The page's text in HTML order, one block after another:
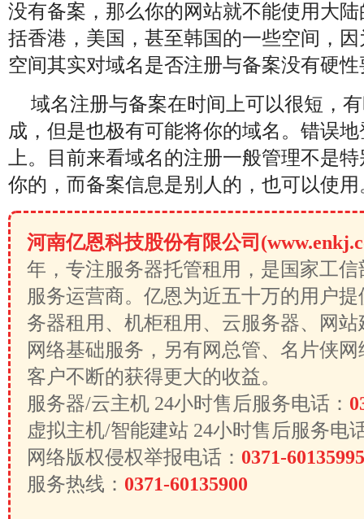
没有备案，那么你的网站就不能使用大
括香港，美国，甚至韩国的一些空间，
空间其实对域名是否注册与备案没有硬
域名注册与备案在时间上可以很短，
成，但是也极有可能将你的域名。错误
上。目前来看域名的注册一般管理不是
你的，而备案信息是别人的，也可以使用
河南亿恩科技股份有限公司
年，专注服务器托管租用，是国家工
服务运营商。亿恩为近五十万的用户
务器租用、机柜租用、云服务器、网
网络基础服务，另有网总管、名片侠
客户不断的获得更大的收益。
服务器/云主机 24小时售后服务电话：
虚拟主机/智能建站 24小时售后服务电
网络版权侵权举报电话： 0371-60135995
服务热线： 0371-60135900